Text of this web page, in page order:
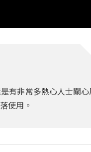
有非常多熱心人士關心
使用。